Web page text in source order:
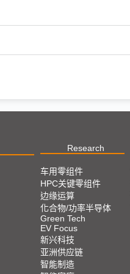
Research
车用零组件
HPC关键零组件
边缘运算
化合物/功率半导体
Green Tech
EV Focus
新兴科技
亚洲供应链
智能制造